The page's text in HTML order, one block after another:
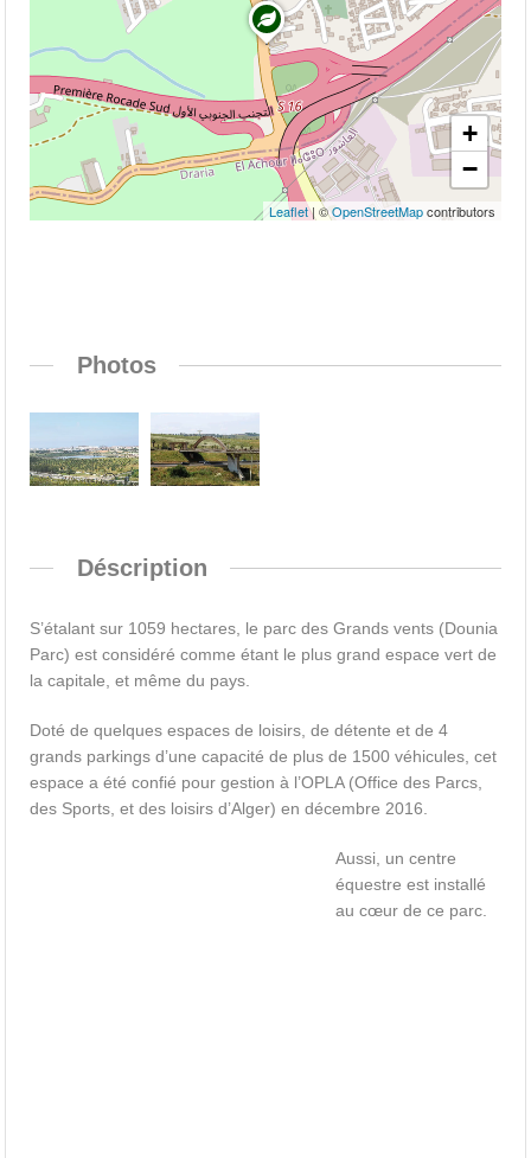
+
−
Leaflet| ©OpenStreetMapcontributors
Photos
Déscription
S’étalant sur 1059 hectares, le parc des Grands vents (Dounia
Parc) est considéré comme étant le plus grand espace vert de
la capitale, et même du pays.
Doté de quelques espaces de loisirs, de détente et de 4
grands parkings d’une capacité de plus de 1500 véhicules, cet
espace a été confié pour gestion à l’OPLA (Office des Parcs,
des Sports, et des loisirs d’Alger) en décembre 2016.
Aussi, un centre
équestre est installé
au cœur de ce parc.